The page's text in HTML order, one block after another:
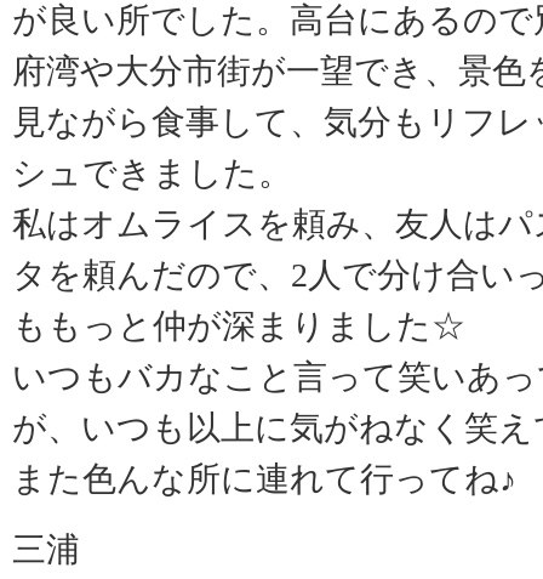
が良い所でした。高台にあるので
府湾や大分市街が一望でき、景色
見ながら食事して、気分もリフレ
シュできました。
私はオムライスを頼み、友人はパ
タを頼んだので、2人で分け合い
ももっと仲が深まりました☆
いつもバカなこと言って笑いあ
が、いつも以上に気がねなく笑
また色んな所に連れて行ってね♪
三浦